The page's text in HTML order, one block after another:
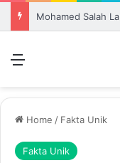
Home / Fakta Unik
Fakta Unik